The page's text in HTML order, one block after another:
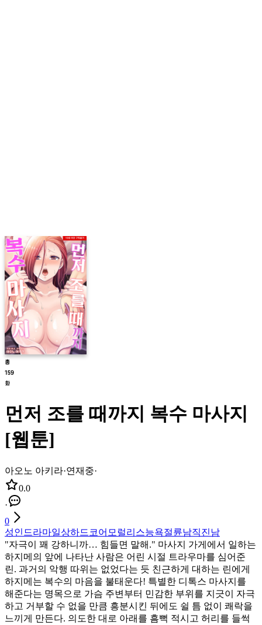
먼저 조를 때까지 복수 마사지
[웹툰]
아오노 아키라·연재중·
0.0
·
0
성인 드라마일상하드코어 모럴리스능욕절륜남직진남
"자극이 꽤 강하니까… 힘들면 말해." 마사지 가게에서 일하는
하지메의 앞에 나타난 사람은 어린 시절 트라우마를 심어준
린. 과거의 악행 따위는 없었다는 듯 친근하게 대하는 린에게
하지메는 복수의 마음을 불태운다! 특별한 디톡스 마사지를
해준다는 명목으로 가슴 주변부터 민감한 부위를 지긋이 자극
하고 거부할 수 없을 만큼 흥분시킨 뒤에도 쉴 틈 없이 쾌락을
느끼게 만든다. 의도한 대로 아래를 흠뻑 적시고 허리를 들썩